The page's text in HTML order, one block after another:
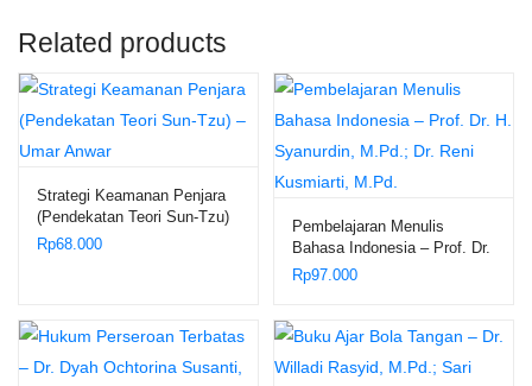
Related products
Strategi Keamanan Penjara
(Pendekatan Teori Sun-Tzu)
– Umar Anwar
Rp68.000
Pembelajaran Menulis
Bahasa Indonesia – Prof. Dr.
H. Syanurdin, M.Pd.; Dr.
Rp97.000